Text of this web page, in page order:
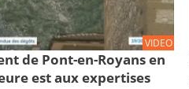
VIDEO
de Pont-en-Royans en
est aux expertises